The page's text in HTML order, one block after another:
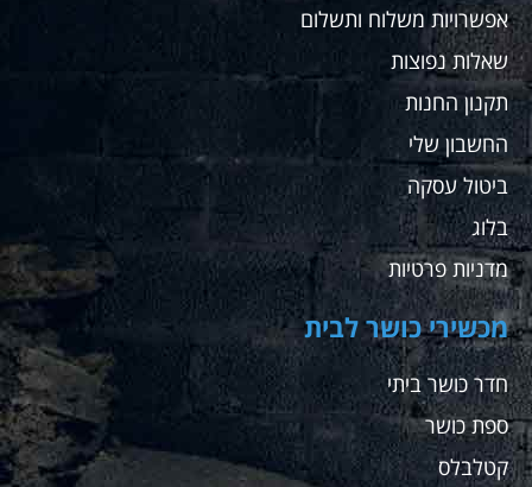
מתאמנים
אפשרויות משלוח ותשלום
שאלות נפוצות
תקנון החנות
החשבון שלי
ביטול עסקה
בלוג
מדניות פרטיות
מכשירי כושר לבית
חדר כושר ביתי
ספת כושר
קטלבלס